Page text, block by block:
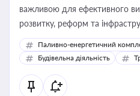
важливою для ефективного
розвитку, реформ та
Паливно-енергетичний
Будівельна діяльність